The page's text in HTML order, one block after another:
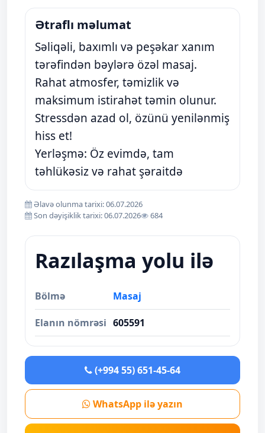
Ətraflı məlumat
Səliqəli, baxımlı və peşəkar xanım
tərəfindən bəylərə özəl masaj.
Rahat atmosfer, təmizlik və
maksimum istirahət təmin olunur.
Stressdən azad ol, özünü yenilənmiş
hiss et!
Yerləşmə: Öz evimdə, tam
təhlükəsiz və rahat şəraitdə
Əlavə olunma tarixi: 06.07.2026
Son dəyişiklik tarixi: 06.07.2026
684
Razılaşma yolu ilə
Bölmə Masaj
Elanın nömrəsi 605591
(+994 55) 651-45-64
WhatsApp ilə yazın